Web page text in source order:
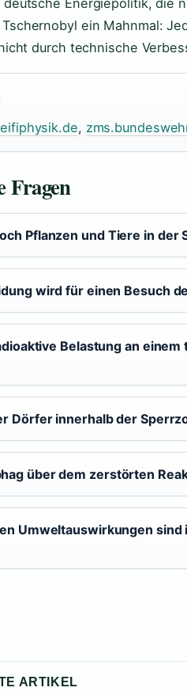
Energiepolitik, die
ein Mahnmal:
durch technische
,
Fragen
Pflanzen und Tiere in der
wird für einen Besuch
Belastung an
Dörfer innerhalb der
über dem zerstörten
Umweltauswirkungen sind
ARTIKEL